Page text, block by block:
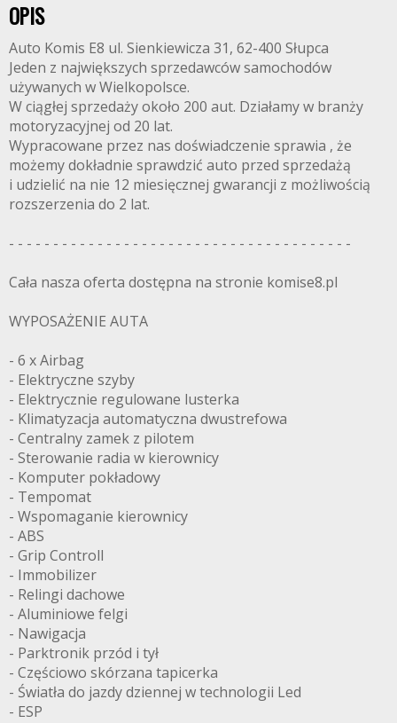
OPIS
Auto Komis E8 ul. Sienkiewicza 31, 62-400 Słupca
Jeden z największych sprzedawców samochodów
używanych w Wielkopolsce.
W ciągłej sprzedaży około 200 aut. Działamy w branży
motoryzacyjnej od 20 lat.
Wypracowane przez nas doświadczenie sprawia , że
możemy dokładnie sprawdzić auto przed sprzedażą
i udzielić na nie 12 miesięcznej gwarancji z możliwością
rozszerzenia do 2 lat.
- - - - - - - - - - - - - - - - - - - - - - - - - - - - - - - - - - - - - - -
Cała nasza oferta dostępna na stronie komise8.pl
WYPOSAŻENIE AUTA
- 6 x Airbag
- Elektryczne szyby
- Elektrycznie regulowane lusterka
- Klimatyzacja automatyczna dwustrefowa
- Centralny zamek z pilotem
- Sterowanie radia w kierownicy
- Komputer pokładowy
- Tempomat
- Wspomaganie kierownicy
- ABS
- Grip Controll
- Immobilizer
- Relingi dachowe
- Aluminiowe felgi
- Nawigacja
- Parktronik przód i tył
- Częściowo skórzana tapicerka
- Światła do jazdy dziennej w technologii Led
- ESP